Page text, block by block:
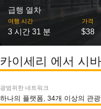
급행 열차
여행 시간
3 시간 31 분
가격
$38
카이세리 에서 시
광범위한 네트워크
하나의 플랫폼, 34개 이상의 관